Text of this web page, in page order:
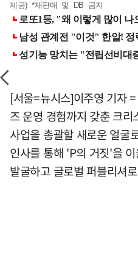
제공) *재판매 및 DB 금지
[서울=뉴시스]이주영 기자
즈 운영 경험까지 갖춘 크
사업을 총괄할 새로운 얼굴
인사를 통해 'P의 거짓'을
발굴하고 글로벌 퍼블리셔